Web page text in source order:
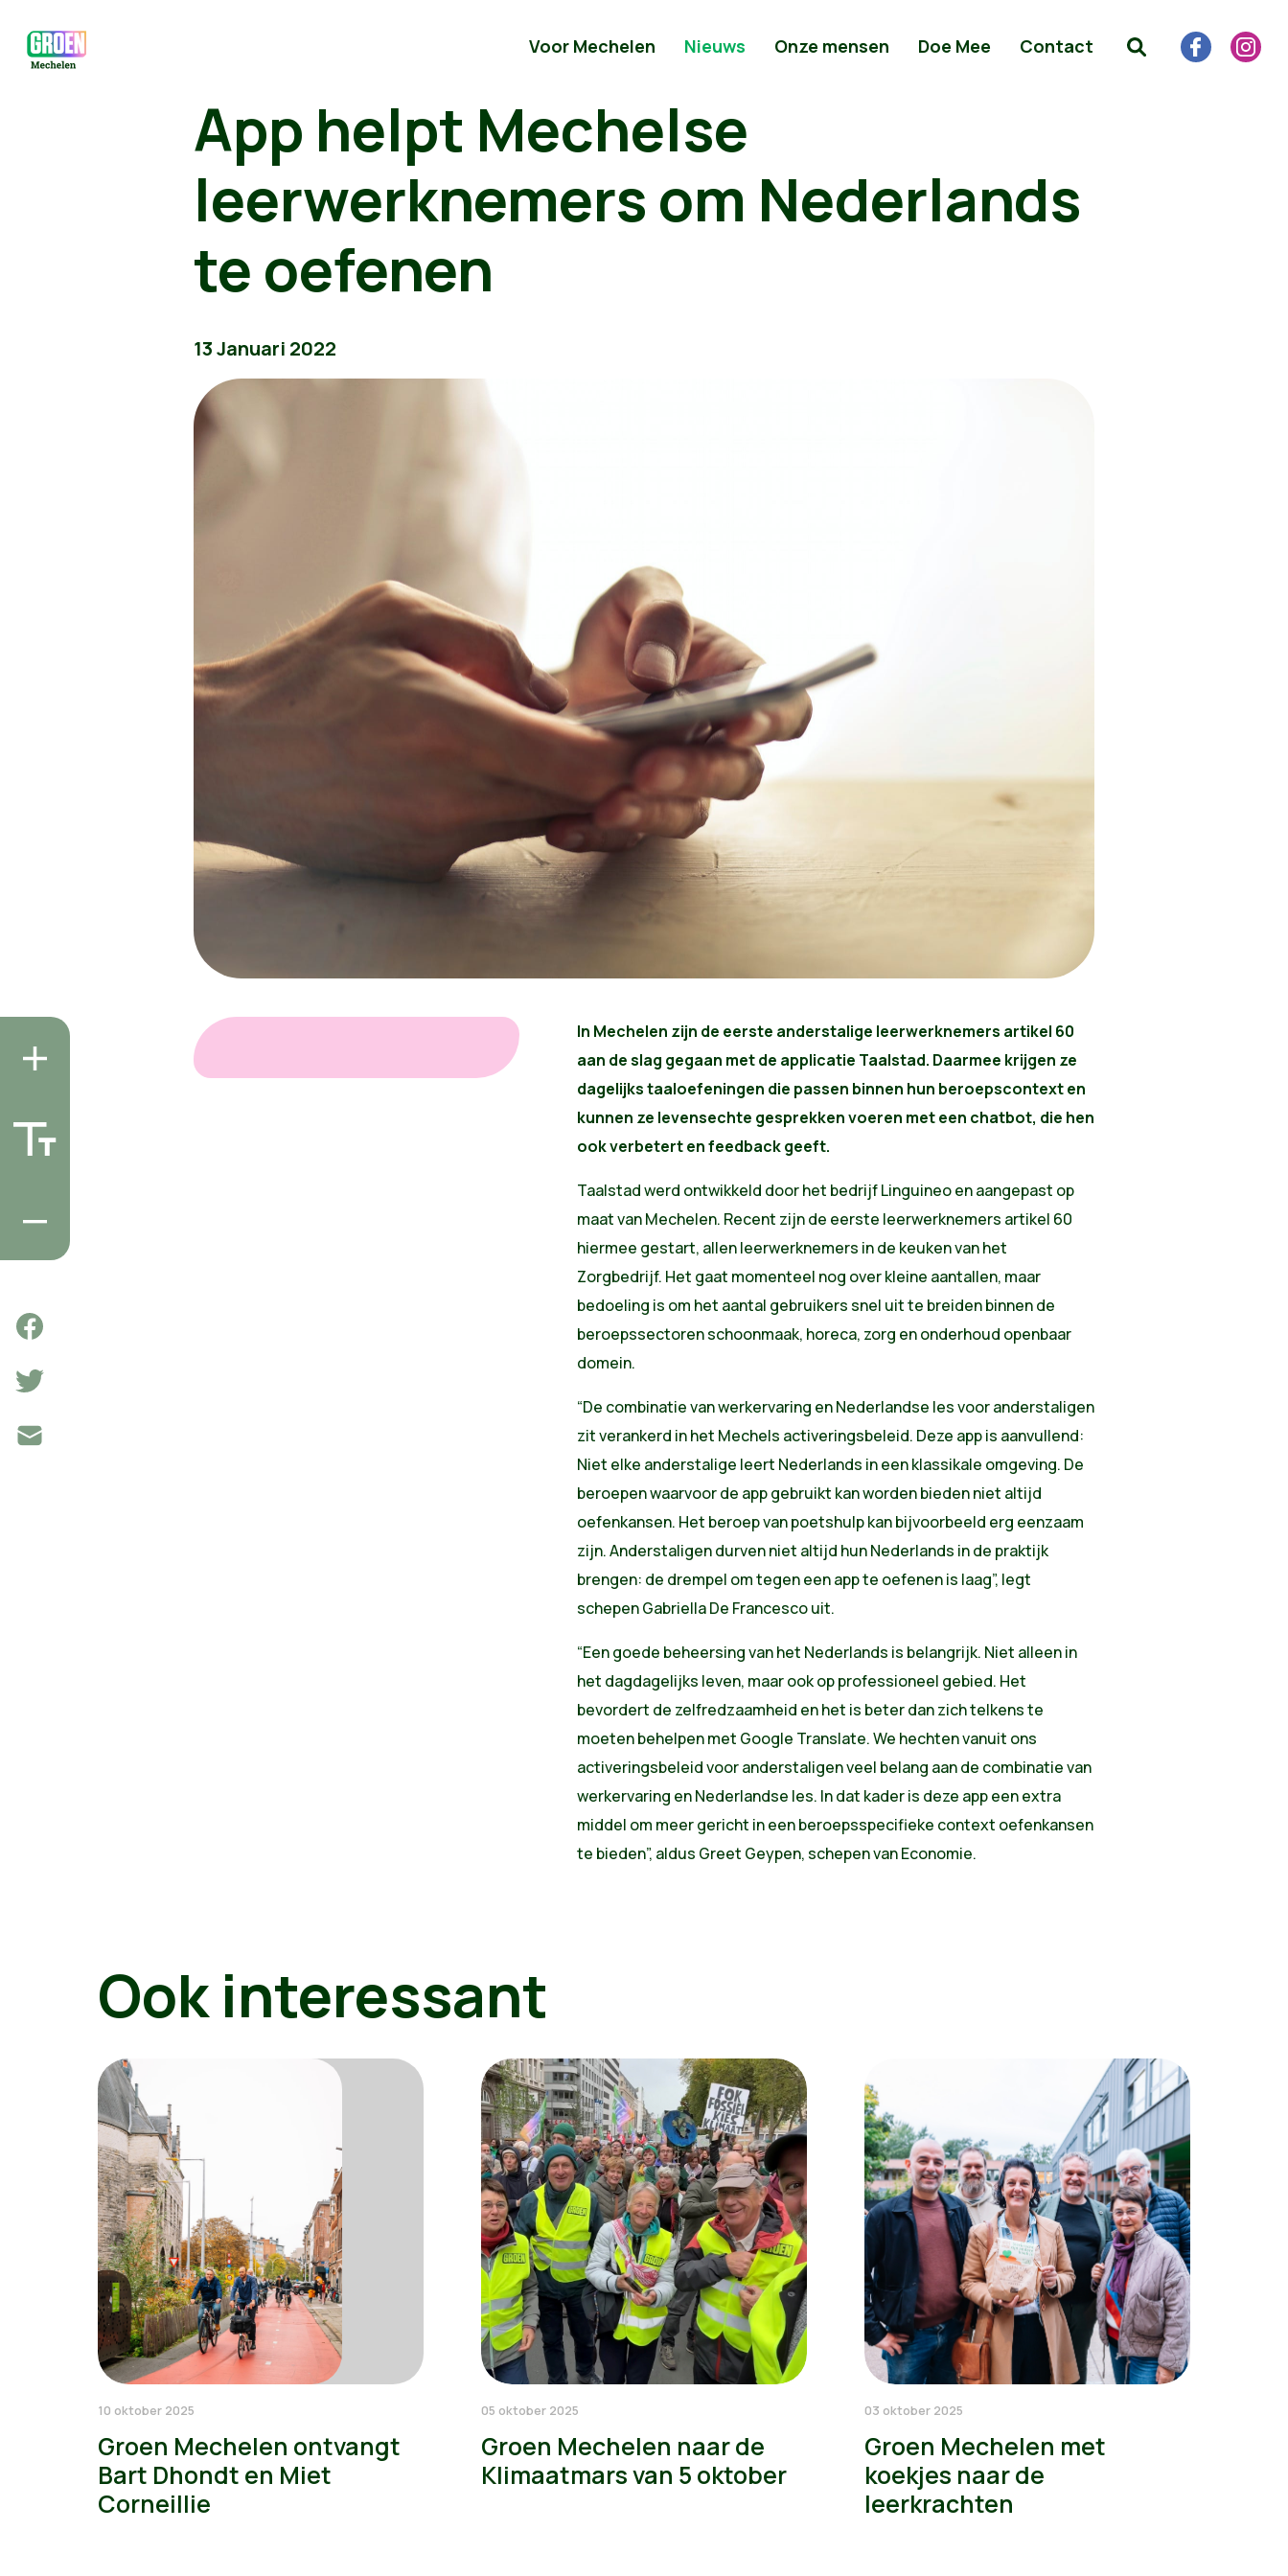
Voor Mechelen Nieuws Onze mensen Doe Mee Contact
App helpt Mechelse
leerwerknemers om Nederlands
te oefenen
13 Januari 2022
In Mechelen zijn de eerste anderstalige leerwerknemers artikel 60
aan de slag gegaan met de applicatie Taalstad. Daarmee krijgen ze
dagelijks taaloefeningen die passen binnen hun beroepscontext en
kunnen ze levensechte gesprekken voeren met een chatbot, die hen
ook verbetert en feedback geeft.
Taalstad werd ontwikkeld door het bedrijf Linguineo en aangepast op
maat van Mechelen. Recent zijn de eerste leerwerknemers artikel 60
hiermee gestart, allen leerwerknemers in de keuken van het
Zorgbedrijf. Het gaat momenteel nog over kleine aantallen, maar
bedoeling is om het aantal gebruikers snel uit te breiden binnen de
beroepssectoren schoonmaak, horeca, zorg en onderhoud openbaar
domein.
“De combinatie van werkervaring en Nederlandse les voor anderstaligen
zit verankerd in het Mechels activeringsbeleid. Deze app is aanvullend:
Niet elke anderstalige leert Nederlands in een klassikale omgeving. De
beroepen waarvoor de app gebruikt kan worden bieden niet altijd
oefenkansen. Het beroep van poetshulp kan bijvoorbeeld erg eenzaam
zijn. Anderstaligen durven niet altijd hun Nederlands in de praktijk
brengen: de drempel om tegen een app te oefenen is laag”, legt
schepen Gabriella De Francesco uit.
“Een goede beheersing van het Nederlands is belangrijk. Niet alleen in
het dagdagelijks leven, maar ook op professioneel gebied. Het
bevordert de zelfredzaamheid en het is beter dan zich telkens te
moeten behelpen met Google Translate. We hechten vanuit ons
activeringsbeleid voor anderstaligen veel belang aan de combinatie van
werkervaring en Nederlandse les. In dat kader is deze app een extra
middel om meer gericht in een beroepsspecifieke context oefenkansen
te bieden”, aldus Greet Geypen, schepen van Economie.
Ook interessant
10 oktober 2025
Groen Mechelen ontvangt
Bart Dhondt en Miet
Corneillie
05 oktober 2025
Groen Mechelen naar de
Klimaatmars van 5 oktober
03 oktober 2025
Groen Mechelen met
koekjes naar de
leerkrachten